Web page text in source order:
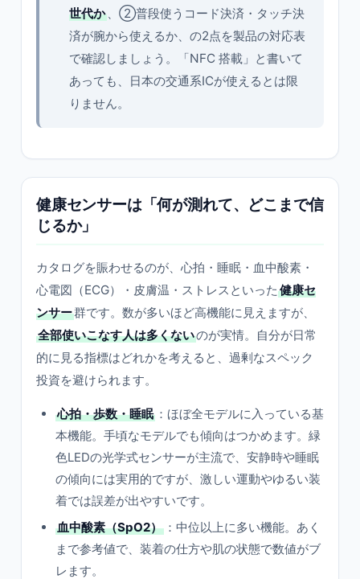
世代か 、②普段使うコード決済・タッチ決
済が腕から使えるか、の2点を製品の対応表
で確認しましょう。「NFC 搭載」と書いて
あっても、日本の交通系ICが使えるとは限
りません。
健康センサーは「何が測れて、どこまで信
じるか」
カタログを賑わせるのが、心拍・睡眠・血中酸素・
心電図（ECG）・皮膚温・ストレスといった 健康セ
ンサー群です。数が多いほど高機能に見えますが、
全部使いこなす人は多くないのが実情。自分が日常
的に見る指標はどれかを考えると、過剰なスペック
投資を避けられます。
心拍・歩数・睡眠 ：ほぼ全モデルに入っている基
本機能。手頃なモデルでも傾向はつかめます。緑
色LEDの光学式センサーが主流で、安静時や睡眠
の傾向には実用的ですが、激しい運動やゆるい装
着では誤差が出やすいです。
血中酸素（SpO2） ：中位以上に多い機能。あく
まで参考値で、装着の仕方や肌の状態で数値がブ
レます。